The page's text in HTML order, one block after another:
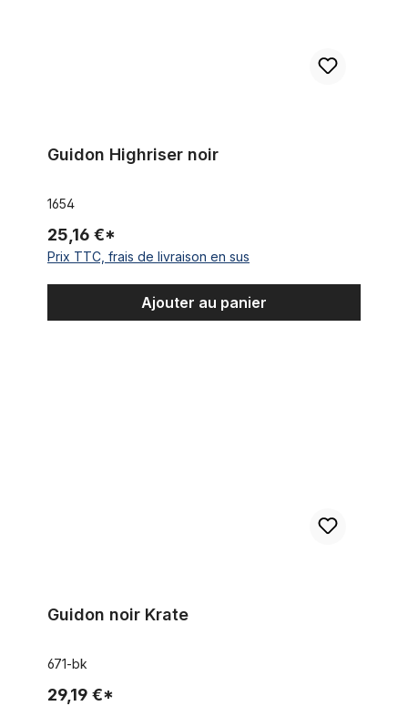
Guidon Highriser noir
1654
25,16 €*
Prix TTC, frais de livraison en sus
Ajouter au panier
Guidon noir Krate
671-bk
29,19 €*